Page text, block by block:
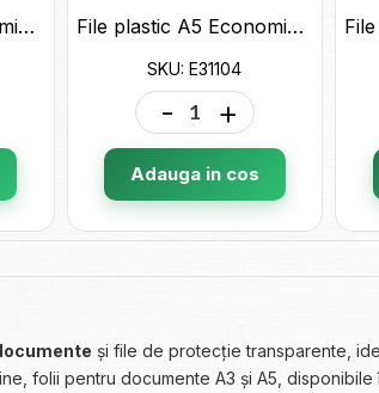
File plastic A5 Economix 40mk (100buc) E31105 File plastic A5 Economix 30mk (100buc) E31104
SKU: E31104
- +
Adauga in cos
și file de protecție transparente,
folii pentru documente A3 și A5,